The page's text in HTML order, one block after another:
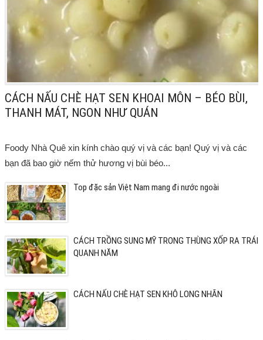
CÁCH NẤU CHÈ HẠT SEN KHOAI MÔN – BÉO BÙI,
THANH MÁT, NGON NHƯ QUÁN
Foody Nhà Quê xin kính chào quý vị và các bạn! Quý vị và các
bạn đã bao giờ nếm thử hương vị bùi béo...
Top đặc sản Việt Nam mang đi nước ngoài
CÁCH TRỒNG SUNG MỸ TRONG THÙNG XỐP RA TRÁI
QUANH NĂM
CÁCH NẤU CHÈ HẠT SEN KHÔ LONG NHÃN